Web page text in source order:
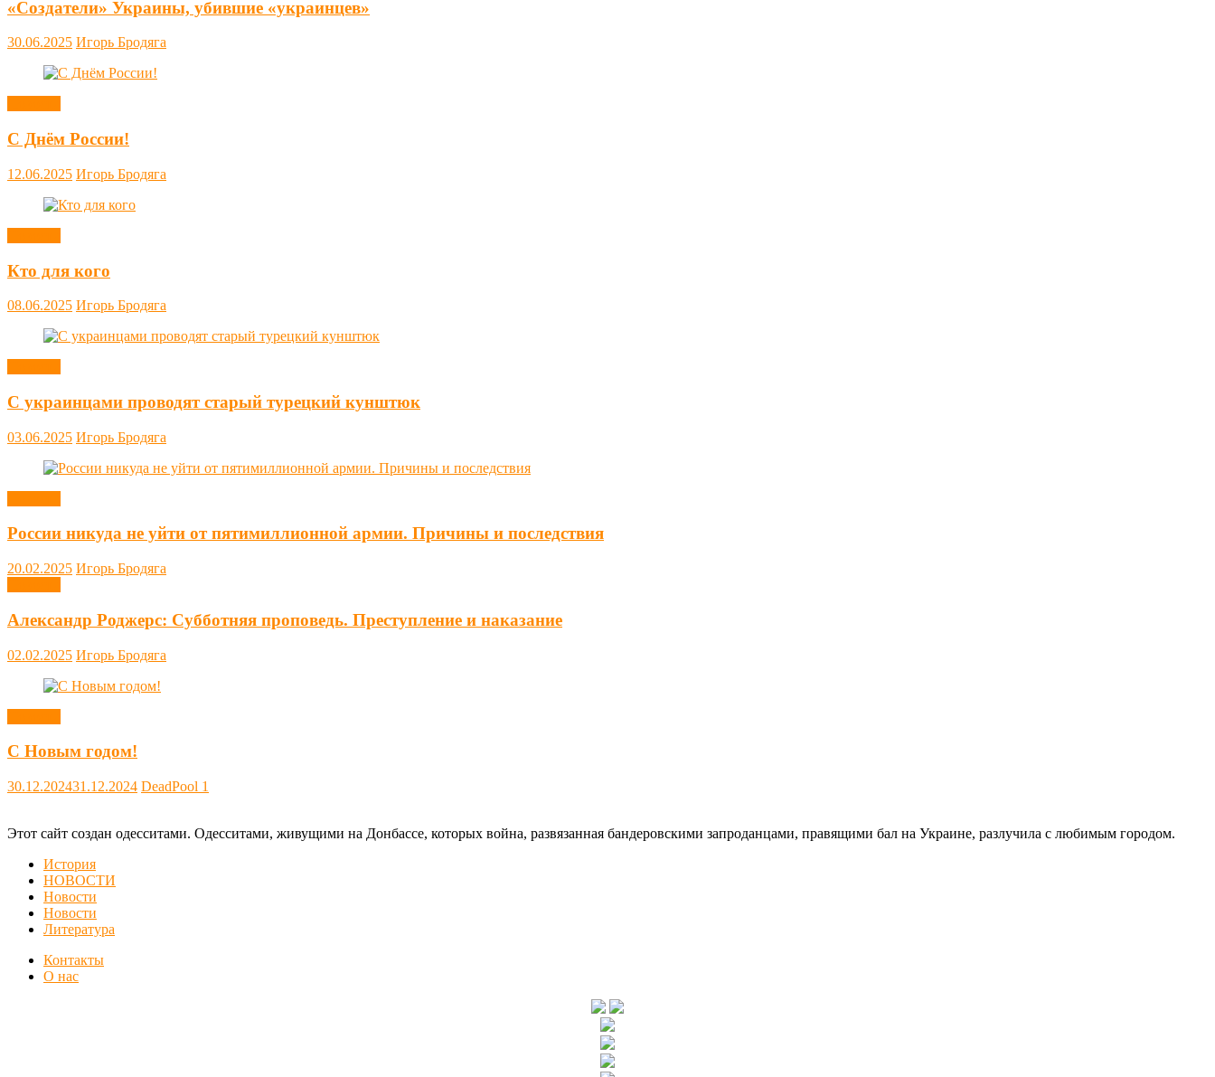
«Создатели» Украины, убившие «украинцев»
30.06.2025 Игорь Бродяга
С Днём России!
12.06.2025 Игорь Бродяга
Кто для кого
08.06.2025 Игорь Бродяга
С украинцами проводят старый турецкий кунштюк
03.06.2025 Игорь Бродяга
России никуда не уйти от пятимиллионной армии. Причины и последствия
20.02.2025 Игорь Бродяга
Александр Роджерс: Субботняя проповедь. Преступление и наказание
02.02.2025 Игорь Бродяга
С Новым годом!
30.12.202431.12.2024 DeadPool 1
Этот сайт создан одесситами. Одесситами, живущими на Донбассе, которых война, развязанная бандеровскими запроданцами, правящими бал на Украине, разлучила с любимым городом.
История
НОВОСТИ
Новости
Новости
Литература
Контакты
О нас